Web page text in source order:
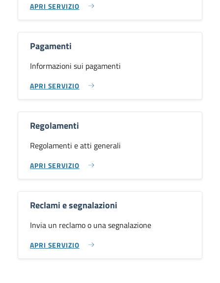
APRI SERVIZIO
Pagamenti
Informazioni sui pagamenti
APRI SERVIZIO
Regolamenti
Regolamenti e atti generali
APRI SERVIZIO
Reclami e segnalazioni
Invia un reclamo o una segnalazione
APRI SERVIZIO